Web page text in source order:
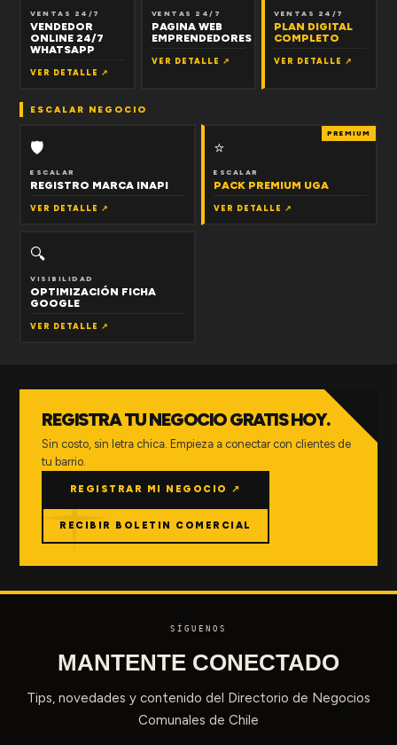
VENTAS 24/7
VENDEDOR
ONLINE 24/7
WHATSAPP
VER DETALLE ↗
VENTAS 24/7
PAGINA WEB
EMPRENDEDORES
VER DETALLE ↗
VENTAS 24/7
PLAN DIGITAL
COMPLETO
VER DETALLE ↗
ESCALAR NEGOCIO
🛡
ESCALAR
REGISTRO MARCA INAPI
VER DETALLE ↗
PREMIUM
⭐
ESCALAR
PACK PREMIUM UGA
VER DETALLE ↗
🔍
VISIBILIDAD
OPTIMIZACIÓN FICHA
GOOGLE
VER DETALLE ↗
REGISTRA TU NEGOCIO GRATIS HOY.
Sin costo, sin letra chica. Empieza a conectar con clientes de
tu barrio.
REGISTRAR MI NEGOCIO ↗
RECIBIR BOLETIN COMERCIAL
SÍGUENOS
MANTENTE CONECTADO
Tips, novedades y contenido del Directorio de Negocios
Comunales de Chile